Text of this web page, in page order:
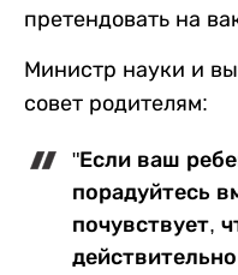
претендовать на
Министр науки и
совет родителям:
"Если ваш
порадуйтесь
почувствует,